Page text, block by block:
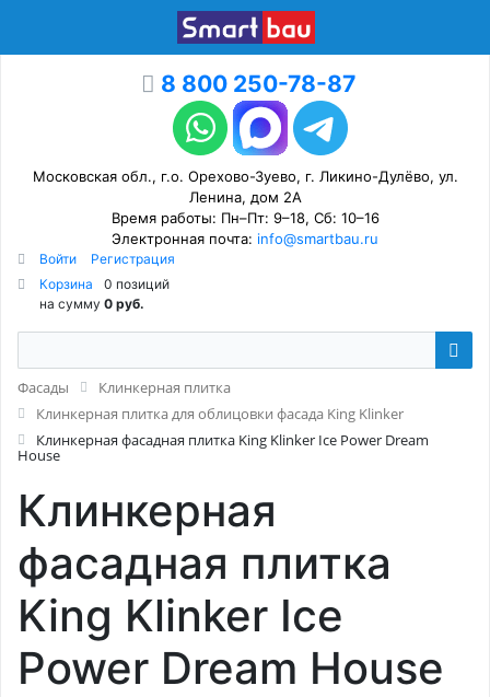
8 800 250-78-87
Московская обл., г.о. Орехово-Зуево, г. Ликино-Дулёво, ул.
Ленина, дом 2А
Время работы: Пн–Пт: 9–18, Сб: 10–16
Электронная почта: info@smartbau.ru
Войти
Регистрация
Корзина
0 позиций
на сумму 0 руб.
Фасады
Клинкерная плитка
Клинкерная плитка для облицовки фасада King Klinker
Клинкерная фасадная плитка King Klinker Ice Power Dream
House
Клинкерная
фасадная плитка
King Klinker Ice
Power Dream House